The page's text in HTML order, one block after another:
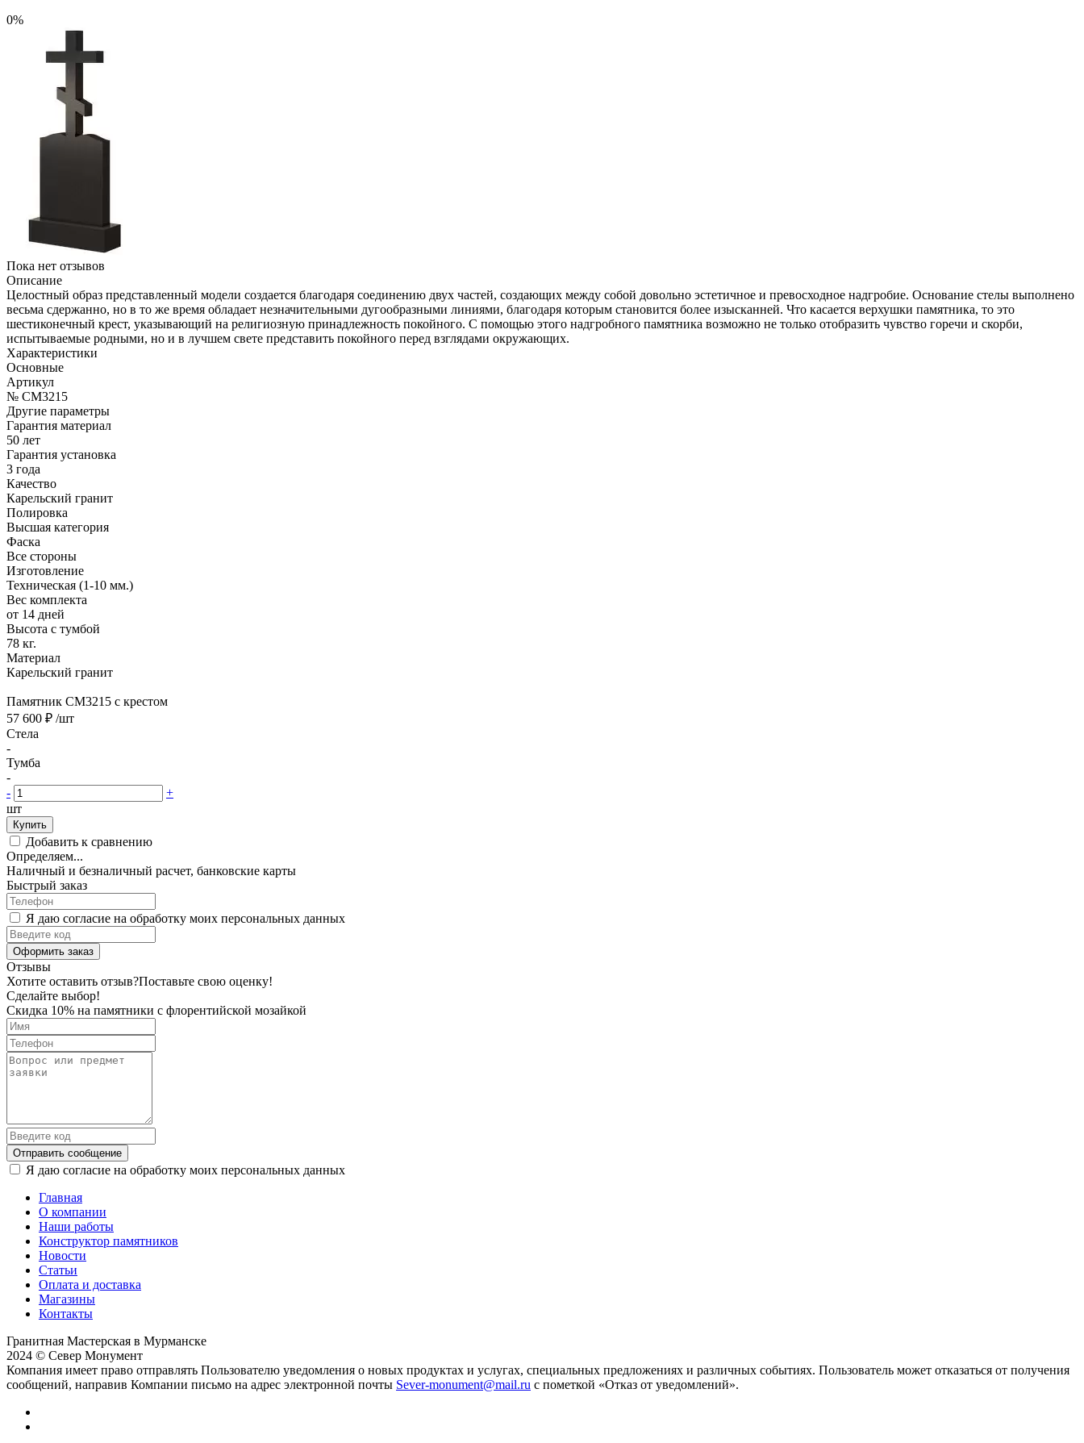
0%
Пока нет отзывов
Описание
Целостный образ представленный модели создается благодаря соединению двух частей, создающих между собой довольно эстетичное и превосходное надгробие. Основание стелы выполнено
весьма сдержанно, но в то же время обладает незначительными дугообразными линиями, благодаря которым становится более изысканней. Что касается верхушки памятника, то это
шестиконечный крест, указывающий на религиозную принадлежность покойного. С помощью этого надгробного памятника возможно не только отобразить чувство горечи и скорби,
испытываемые родными, но и в лучшем свете представить покойного перед взглядами окружающих.
Характеристики
Основные
Артикул
№ CM3215
Другие параметры
Гарантия материал
50 лет
Гарантия установка
3 года
Качество
Карельский гранит
Полировка
Высшая категория
Фаска
Все стороны
Изготовление
Техническая (1-10 мм.)
Вес комплекта
от 14 дней
Высота с тумбой
78 кг.
Материал
Карельский гранит
Памятник CM3215 с крестом
57 600 ₽ /шт
Стела
-
Тумба
-
-
+
шт
Купить
Добавить к сравнению
Определяем...
Наличный и безналичный расчет, банковские карты
Быстрый заказ
Я даю согласие на обработку моих персональных данных
Оформить заказ
Отзывы
Хотите оставить отзыв?Поставьте свою оценку!
Сделайте выбор!
Скидка 10% на памятники с флорентийской мозайкой
Отправить сообщение
Я даю согласие на обработку моих персональных данных
Главная
О компании
Наши работы
Конструктор памятников
Новости
Статьи
Оплата и доставка
Магазины
Контакты
Гранитная Мастерская в Мурманске
2024 © Север Монумент
Компания имеет право отправлять Пользователю уведомления о новых продуктах и услугах, специальных предложениях и различных событиях. Пользователь может отказаться от получения
сообщений, направив Компании письмо на адрес электронной почты Sever-monument@mail.ru с пометкой «Отказ от уведомлений».